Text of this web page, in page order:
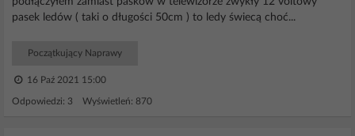
pasek ledów ( taki o długości 50cm ) to ledy świecą choć...
Początkujący Naprawy
16 Paź 2021 15:00
Odpowiedzi: 3 Wyświetleń: 870